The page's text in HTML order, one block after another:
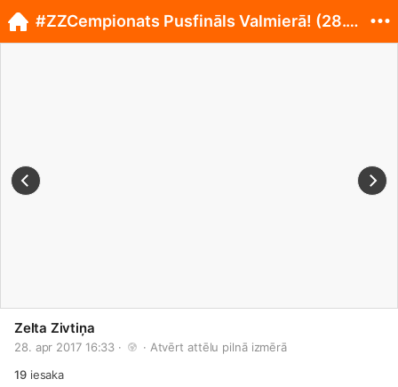
Zelta Zivtiņa
28. apr 2017 16:33 · · Atvērt attēlu pilnā izmērā
19iesaka
#ZZCempionats Pusfināls Valmierā! (28.04.)